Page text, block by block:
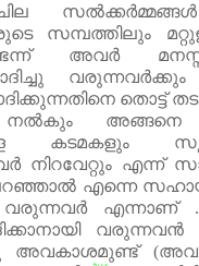
ചില സൽക്കർമ്മങ്ങൾ
സമ്പത്തിലും
അവർ
വരുന്നവർക്കും
തൊട്ട്
നൽകും അങ്ങനെ
കടമകളും
നിറവേറ്റും എന്ന്
എന്നെ
വരുന്നവർ എന്നാണ്.
വരുന്നവൻ
അവകാശമുണ്ട്(